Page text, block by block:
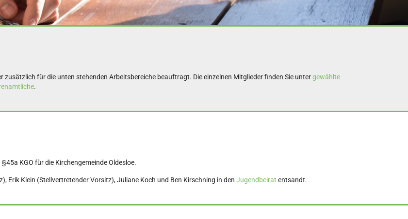
zusätzlich für die unten stehenden Arbeitsbereiche beauftragt. Die einzelnen Mitglieder finden Sie untergewählte
.
KGO für die Kirchengemeinde Oldesloe.
Erik Klein (Stellvertretender Vorsitz), Juliane Koch und Ben Kirschning in den Jugendbeirat entsandt.